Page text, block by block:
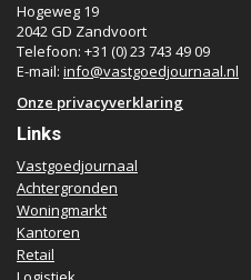
Hogeweg 19
2042 GD Zandvoort
Telefoon: +31 (0) 23 743 49 09
E-mail: info@vastgoedjournaal.nl
Onze privacyverklaring
Links
Vastgoedjournaal
Achtergronden
Woningmarkt
Kantoren
Retail